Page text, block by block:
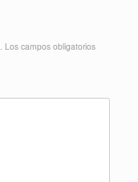
Los campos obligatorios